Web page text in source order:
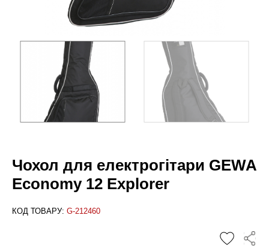
Чохол для електрогітари GEWA
Economy 12 Explorer
КОД ТОВАРУ: G-212460